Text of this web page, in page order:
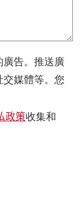
廣告。推送廣
媒體等。您
政策收集和